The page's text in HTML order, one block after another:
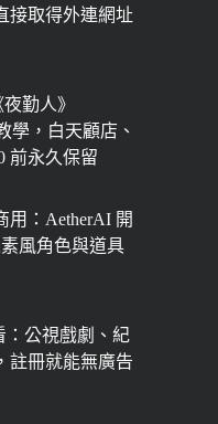
接取得外連網址
勤人》
學，白天顧店、
前永久保留
用：AetherAI 開
風角色與道具
：公視戲劇、紀
註冊就能無廣告